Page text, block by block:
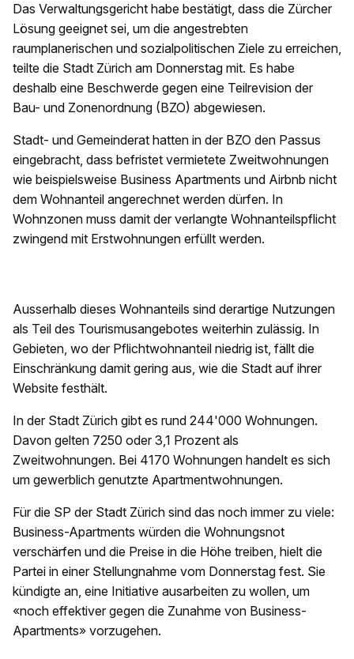
Das Verwaltungsgericht habe bestätigt, dass die Zürcher
Lösung geeignet sei, um die angestrebten
raumplanerischen und sozialpolitischen Ziele zu erreichen,
teilte die Stadt Zürich am Donnerstag mit. Es habe
deshalb eine Beschwerde gegen eine Teilrevision der
Bau- und Zonenordnung (BZO) abgewiesen.
Stadt- und Gemeinderat hatten in der BZO den Passus
eingebracht, dass befristet vermietete Zweitwohnungen
wie beispielsweise Business Apartments und Airbnb nicht
dem Wohnanteil angerechnet werden dürfen. In
Wohnzonen muss damit der verlangte Wohnanteilspflicht
zwingend mit Erstwohnungen erfüllt werden.
Ausserhalb dieses Wohnanteils sind derartige Nutzungen
als Teil des Tourismusangebotes weiterhin zulässig. In
Gebieten, wo der Pflichtwohnanteil niedrig ist, fällt die
Einschränkung damit gering aus, wie die Stadt auf ihrer
Website festhält.
In der Stadt Zürich gibt es rund 244'000 Wohnungen.
Davon gelten 7250 oder 3,1 Prozent als
Zweitwohnungen. Bei 4170 Wohnungen handelt es sich
um gewerblich genutzte Apartmentwohnungen.
Für die SP der Stadt Zürich sind das noch immer zu viele:
Business-Apartments würden die Wohnungsnot
verschärfen und die Preise in die Höhe treiben, hielt die
Partei in einer Stellungnahme vom Donnerstag fest. Sie
kündigte an, eine Initiative ausarbeiten zu wollen, um
«noch effektiver gegen die Zunahme von Business-
Apartments» vorzugehen.